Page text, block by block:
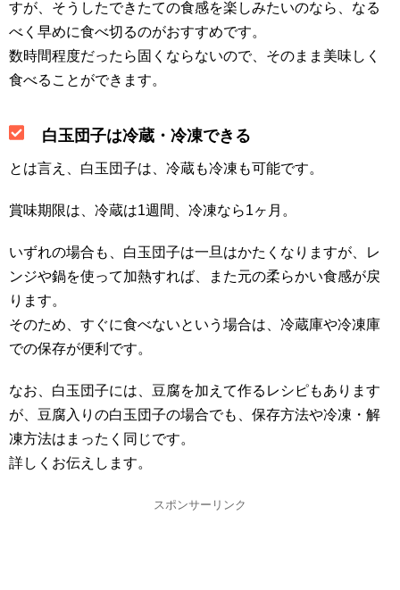
すが、そうしたできたての食感を楽しみたいのなら、なる
べく早めに食べ切るのがおすすめです。
数時間程度だったら固くならないので、そのまま美味しく
食べることができます。
白玉団子は冷蔵・冷凍できる
とは言え、白玉団子は、冷蔵も冷凍も可能です。
賞味期限は、冷蔵は1週間、冷凍なら1ヶ月。
いずれの場合も、白玉団子は一旦はかたくなりますが、レ
ンジや鍋を使って加熱すれば、また元の柔らかい食感が戻
ります。
そのため、すぐに食べないという場合は、冷蔵庫や冷凍庫
での保存が便利です。
なお、白玉団子には、豆腐を加えて作るレシピもあります
が、豆腐入りの白玉団子の場合でも、保存方法や冷凍・解
凍方法はまったく同じです。
詳しくお伝えします。
スポンサーリンク